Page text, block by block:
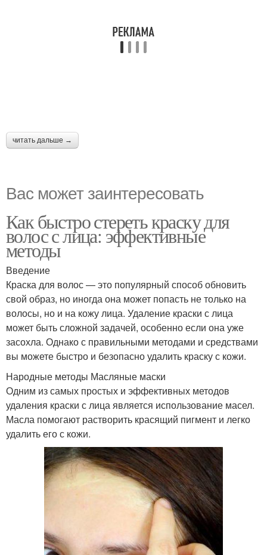
читать дальше →
Вас может заинтересовать
Как быстро стереть краску для
волос с лица: эффективные
методы
Введение
Краска для волос — это популярный способ обновить
свой образ, но иногда она может попасть не только на
волосы, но и на кожу лица. Удаление краски с лица
может быть сложной задачей, особенно если она уже
засохла. Однако с правильными методами и средствами
вы можете быстро и безопасно удалить краску с кожи.
Народные методы Масляные маски
Одним из самых простых и эффективных методов
удаления краски с лица является использование масел.
Масла помогают растворить красящий пигмент и легко
удалить его с кожи.